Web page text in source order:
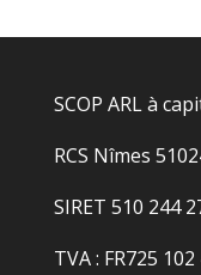
SCOP ARL à
RCS Nîmes
SIRET 510 244
TVA : FR725